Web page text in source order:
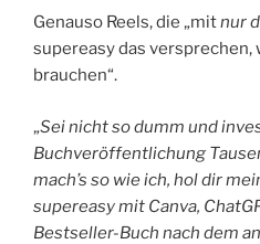
Genauso Reels, die „mitnur
supereasy das versprechen,
brauchen“.
„Sei nicht so dumm und
Buchveröffentlichung
mach’s so wie ich, hol dir
supereasy mit Canva,
Bestseller-Buch nach dem